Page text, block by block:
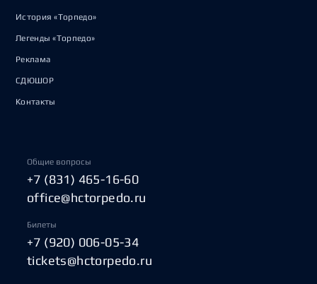
История «Торпедо»
Легенды «Торпедо»
Реклама
СДЮШОР
Контакты
Общие вопросы
+7 (831) 465-16-60
office@hctorpedo.ru
Билеты
+7 (920) 006-05-34
tickets@hctorpedo.ru